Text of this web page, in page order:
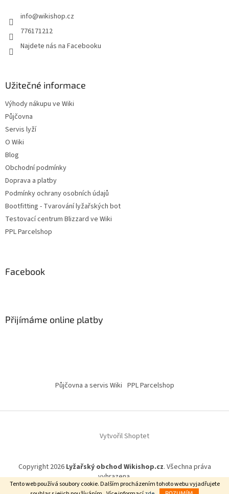
Tento web používá soubory cookie. Dalším procházením tohoto webu vyjadřujete
info@wikishop.cz
776171212
Najdete nás na Facebooku
Užitečné informace
Výhody nákupu ve Wiki
Půjčovna
Servis lyží
O Wiki
Blog
Obchodní podmínky
Doprava a platby
Podmínky ochrany osobních údajů
Bootfitting - Tvarování lyžařských bot
Testovací centrum Blizzard ve Wiki
PPL Parcelshop
Facebook
Přijímáme online platby
Půjčovna a servis Wiki PPL Parcelshop
Vytvořil Shoptet
Copyright 2026 Lyžařský obchod Wikishop.cz. Všechna práva
vyhrazena.